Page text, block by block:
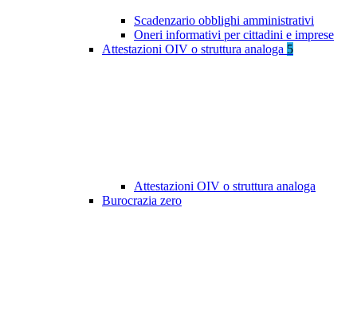
Scadenzario obblighi amministrativi
Oneri informativi per cittadini e imprese
Attestazioni OIV o struttura analoga 5
Attestazioni OIV o struttura analoga
Burocrazia zero